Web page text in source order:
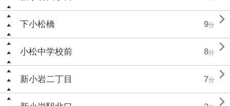
下小松橋 9分 
小松中学校前 8分 
新小岩二丁目 7分 
